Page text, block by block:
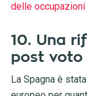
delle
10. Una
post voto
La Spagna è